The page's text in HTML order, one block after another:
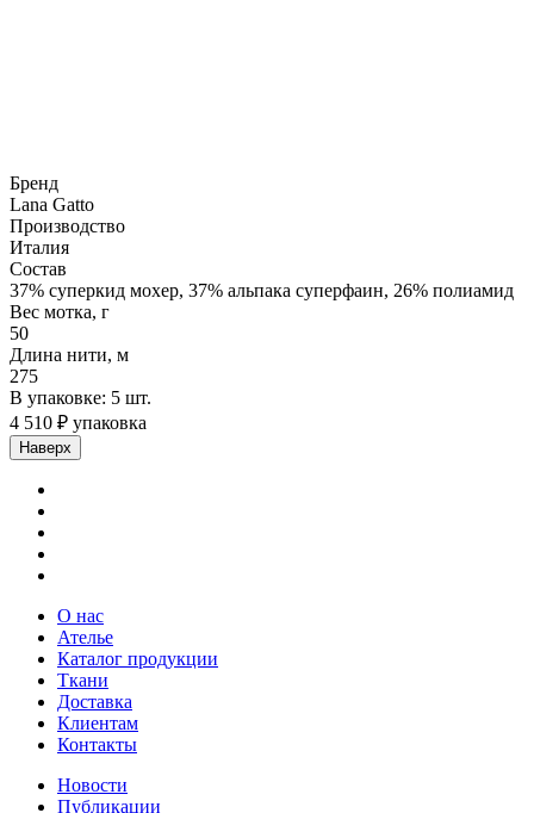
Бренд
Lana Gatto
Производство
Италия
Состав
37% суперкид мохер, 37% альпака суперфаин, 26% полиамид
Вес мотка, г
50
Длина нити, м
275
В упаковке: 5 шт.
4 510 ₽ упаковка
Наверх
О нас
Ателье
Каталог продукции
Ткани
Доставка
Клиентам
Контакты
Новости
Публикации